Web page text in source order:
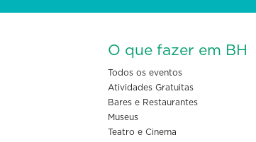
O que fazer em BH
Todos os eventos
Atividades Gratuitas
Bares e Restaurantes
Museus
Teatro e Cinema